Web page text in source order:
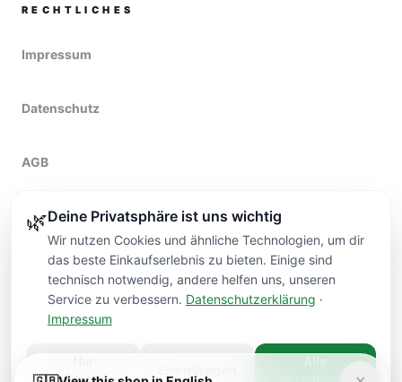
RECHTLICHES
Impressum
Datenschutz
AGB
Widerruf
🌿Deine Privatsphäre ist uns wichtig
Wir nutzen Cookies und ähnliche Technologien, um dir
das beste Einkaufserlebnis zu bieten. Einige sind
technisch notwendig, andere helfen uns, unseren
Service zu verbessern. Datenschutzerklärung ·
Impressum
notwendige